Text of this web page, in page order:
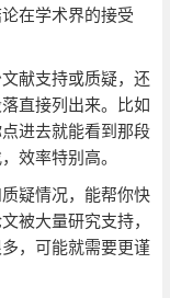
在学术界的接受
献支持或质疑，还
直接列出来。比如
进去就能看到那段
效率特别高。
疑情况，能帮你快
被大量研究支持，
，可能就需要更谨